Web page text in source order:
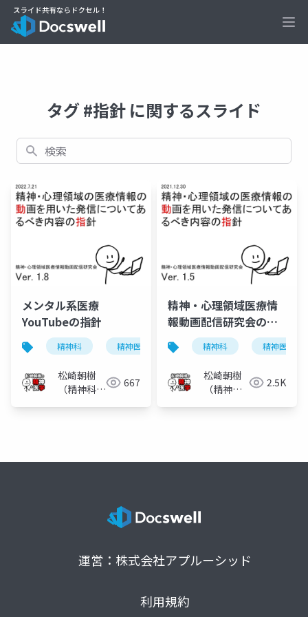
タグ #指針 に関するスライド
検索
メンタル系医療
YouTubeの指針
精神科 精神医学 メンタル系youtuber
松崎朝樹
（精神科
667
精神・心理領域医療情
報動画配信研究会の指
針ver.1.5精神科 精神医学
松崎朝樹
（精神科
2.5K
運営：株式会社アプルーシッド
利用規約